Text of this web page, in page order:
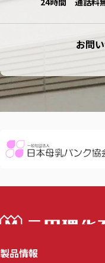
お問
製品情報